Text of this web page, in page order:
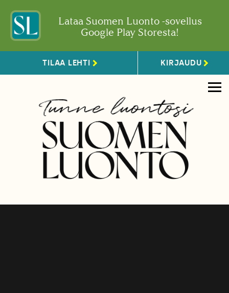
Lataa Suomen Luonto -sovellus
Google Play Storesta!
TILAA LEHTI KIRJAUDU